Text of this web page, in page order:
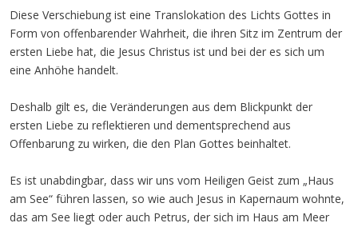
Diese Verschiebung ist eine Translokation des Lichts Gottes in
Form von offenbarender Wahrheit, die ihren Sitz im Zentrum der
ersten Liebe hat, die Jesus Christus ist und bei der es sich um
eine Anhöhe handelt.
Deshalb gilt es, die Veränderungen aus dem Blickpunkt der
ersten Liebe zu reflektieren und dementsprechend aus
Offenbarung zu wirken, die den Plan Gottes beinhaltet.
Es ist unabdingbar, dass wir uns vom Heiligen Geist zum „Haus
am See“ führen lassen, so wie auch Jesus in Kapernaum wohnte,
das am See liegt oder auch Petrus, der sich im Haus am Meer